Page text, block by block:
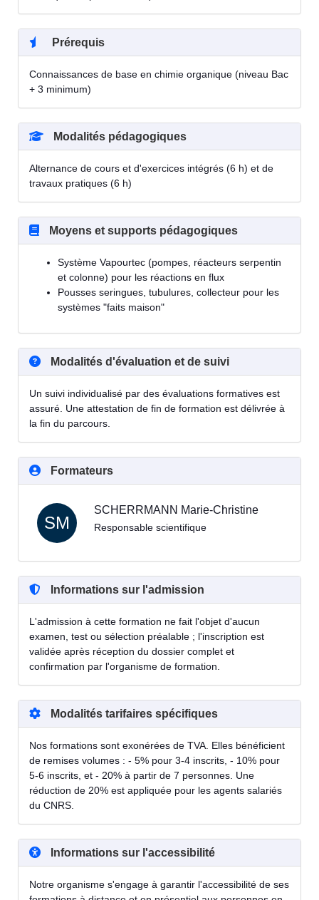
Prérequis
Connaissances de base en chimie organique (niveau Bac
+ 3 minimum)
Modalités pédagogiques
Alternance de cours et d'exercices intégrés (6 h) et de
travaux pratiques (6 h)
Moyens et supports pédagogiques
Système Vapourtec (pompes, réacteurs serpentin
et colonne) pour les réactions en flux
Pousses seringues, tubulures, collecteur pour les
systèmes "faits maison"
Modalités d'évaluation et de suivi
Un suivi individualisé par des évaluations formatives est
assuré. Une attestation de fin de formation est délivrée à
la fin du parcours.
Formateurs
SM
SCHERRMANN Marie-Christine
Responsable scientifique
Informations sur l'admission
L'admission à cette formation ne fait l'objet d'aucun
examen, test ou sélection préalable ; l'inscription est
validée après réception du dossier complet et
confirmation par l'organisme de formation.
Modalités tarifaires spécifiques
Nos formations sont exonérées de TVA. Elles bénéficient
de remises volumes : - 5% pour 3-4 inscrits, - 10% pour
5-6 inscrits, et - 20% à partir de 7 personnes. Une
réduction de 20% est appliquée pour les agents salariés
du CNRS.
Informations sur l'accessibilité
Notre organisme s'engage à garantir l'accessibilité de ses